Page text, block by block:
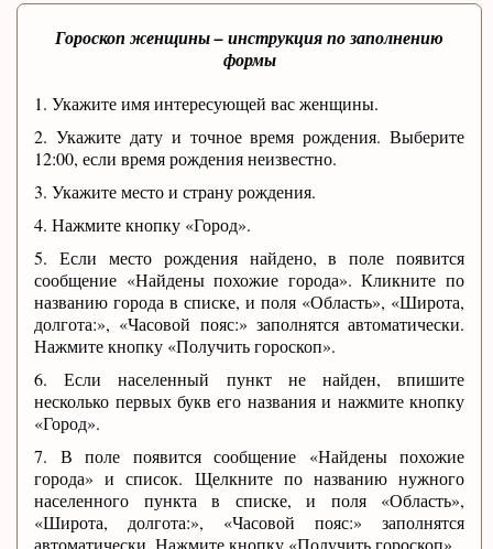
Гороскоп женщины – инструкция по заполнению
формы
1. Укажите имя интересующей вас женщины.
2. Укажите дату и точное время рождения. Выберите
12:00, если время рождения неизвестно.
3. Укажите место и страну рождения.
4. Нажмите кнопку «Город».
5. Если место рождения найдено, в поле появится
сообщение «Найдены похожие города». Кликните по
названию города в списке, и поля «Область», «Широта,
долгота:», «Часовой пояс:» заполнятся автоматически.
Нажмите кнопку «Получить гороскоп».
6. Если населенный пункт не найден, впишите
несколько первых букв его названия и нажмите кнопку
«Город».
7. В поле появится сообщение «Найдены похожие
города» и список. Щелкните по названию нужного
населенного пункта в списке, и поля «Область»,
«Широта, долгота:», «Часовой пояс:» заполнятся